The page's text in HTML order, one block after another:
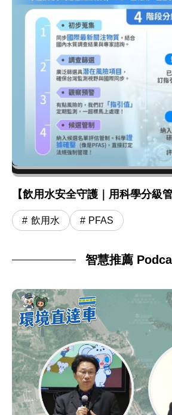
【飲用水安全守護｜用科學分級
飲用水 PFAS
智慧推薦